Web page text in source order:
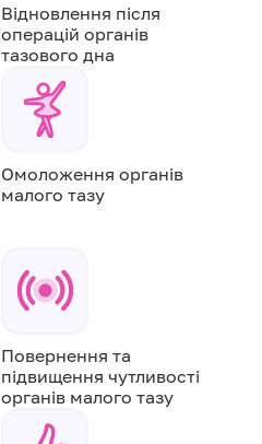
Відновлення після
операцій органів
тазового дна
Омоложення органів
малого тазу
Повернення та
підвищення чутливості
органів малого тазу